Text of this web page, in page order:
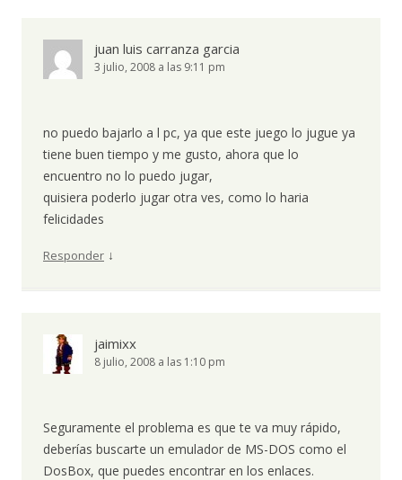
juan luis carranza garcia
3 julio, 2008 a las 9:11 pm
no puedo bajarlo a l pc, ya que este juego lo jugue ya
tiene buen tiempo y me gusto, ahora que lo
encuentro no lo puedo jugar,
quisiera poderlo jugar otra ves, como lo haria
felicidades
Responder ↓
jaimixx
8 julio, 2008 a las 1:10 pm
Seguramente el problema es que te va muy rápido,
deberías buscarte un emulador de MS-DOS como el
DosBox, que puedes encontrar en los enlaces.